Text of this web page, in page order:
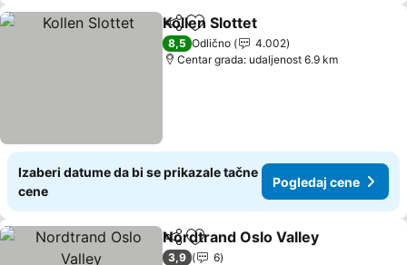
Deli Dodati u favorite
Kollen Slottet
8,5 Odlično
4.002
Centar grada: udaljenost 6.9 km
Izaberi datume da bi se prikazale tačne
cene
Pogledaj cene
Deli Dodati u favorite
Nordtrand Oslo Valley
3,9
6